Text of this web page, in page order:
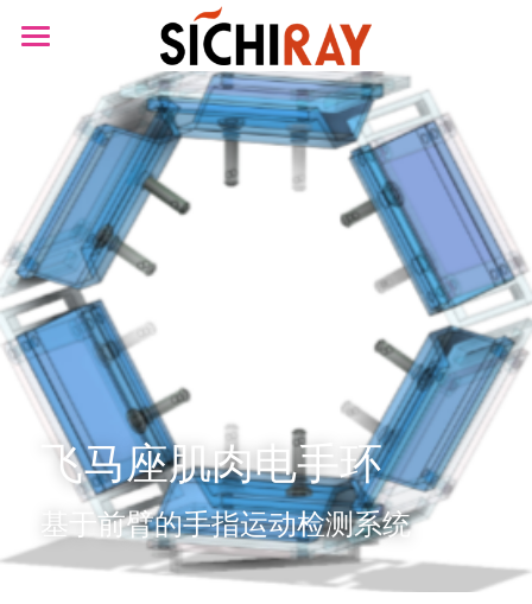
产品商城
产品知识库
BLOG
B站视频
关于我们
搜索
飞马座肌肉电手环
基于前臂的手指运动检测系统
商品分类
可穿戴设备
生物传感器